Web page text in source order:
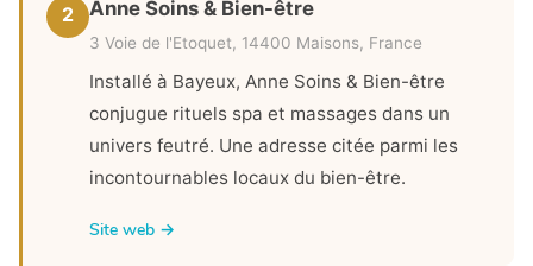
2 Anne Soins & Bien-être
3 Voie de l'Etoquet, 14400 Maisons, France
Installé à Bayeux, Anne Soins & Bien-être
conjugue rituels spa et massages dans un
univers feutré. Une adresse citée parmi les
incontournables locaux du bien-être.
Site web →